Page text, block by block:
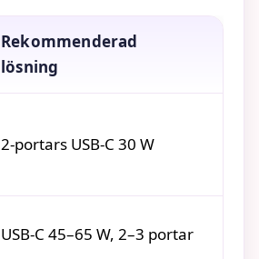
Rekommenderad
lösning
2-portars USB-C 30 W
USB-C 45–65 W, 2–3 portar